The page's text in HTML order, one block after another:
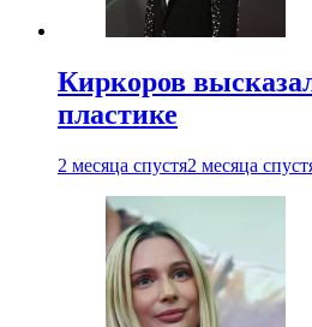
Киркоров
пластике
2 месяца спустя2 месяца